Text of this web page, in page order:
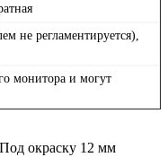
не регламентируется),
монитора и могут
окраску 12 мм